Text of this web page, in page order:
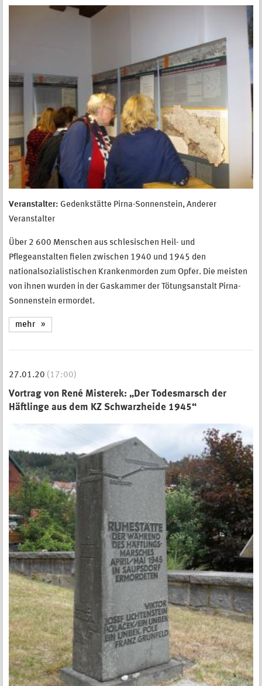
Veranstalter: Gedenkstätte Pirna-Sonnenstein, Anderer
Veranstalter
Über 2 600 Menschen aus schlesischen Heil- und
Pflegeanstalten fielen zwischen 1940 und 1945 den
nationalsozialistischen Krankenmorden zum Opfer. Die meisten
von ihnen wurden in der Gaskammer der Tötungsanstalt Pirna-
Sonnenstein ermordet.
mehr
27.01.20 (17:00)
Vortrag von René Misterek: „Der Todesmarsch der
Häftlinge aus dem KZ Schwarzheide 1945“